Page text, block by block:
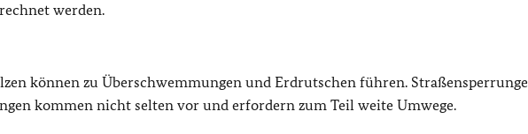
werden.
können zu Überschwemmungen und Erdrutschen führen.
kommen nicht selten vor und erfordern zum Teil weite Umwege.